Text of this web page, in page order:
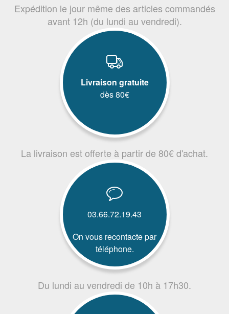
Expédition le jour même des articles commandés
avant 12h (du lundi au vendredi).
Livraison gratuite
dès 80€
La livraison est offerte à partir de 80€ d'achat.
03.66.72.19.43
On vous recontacte par
téléphone.
Du lundi au vendredi de 10h à 17h30.